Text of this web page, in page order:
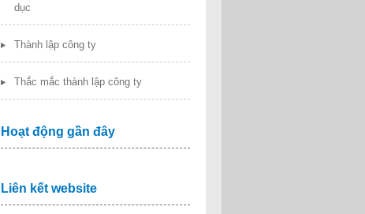
dục
Thành lập công ty
Thắc mắc thành lập công ty
Hoạt động gần đây
Liên kết website